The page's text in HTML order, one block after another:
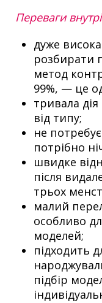
Переваги
дуже
розбирати
метод
99%, — це
тривала
від типу;
не
потрібно
швидке
після
трьох
малий
особливо
моделей;
підходить
підбір